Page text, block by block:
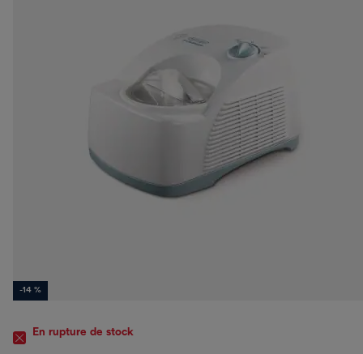
-14 %
En rupture de stock